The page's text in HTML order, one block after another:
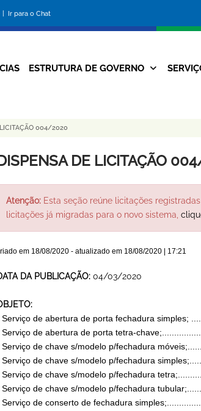
| Ir para o Chat
da
Prefeitura
Navegação
ESTRUTURA DE GOVERNO
004/2020
DE LICITAÇÃO
Atenção:Esta seção reúne licitações
licitações já migradas para o novo sistema,
em 18/08/2020- atualizado em 18/08/2020 | 17:21
DA PUBLICAÇÃO: 04/03/2020
Serviço de abertura de porta fechadura simples;
Serviço de abertura de porta tetra-
Serviço de chave s/modelo p/fechadura
Serviço de chave s/modelo p/fechadura
Serviço de chave s/modelo p/fechadura
Serviço de chave s/modelo p/fechadura
Serviço de conserto de fechadura